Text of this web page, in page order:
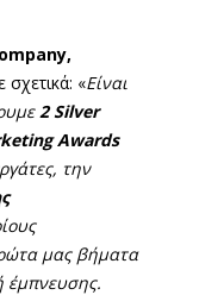
,
«Είναι
2Silver
Awards
την
μας βήματα
έμπνευσης.